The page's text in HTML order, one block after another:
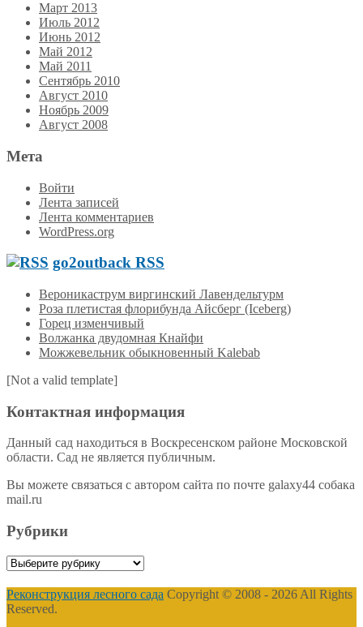
Март 2013
Июль 2012
Июнь 2012
Май 2012
Май 2011
Сентябрь 2010
Август 2010
Ноябрь 2009
Август 2008
Мета
Войти
Лента записей
Лента комментариев
WordPress.org
go2outback RSS
Вероникаструм виргинский Лавендельтурм
Роза плетистая флорибунда Айсберг (Iceberg)
Горец изменчивый
Волжанка двудомная Кнайфи
Можжевельник обыкновенный Kalebab
[Not a valid template]
Контактная информация
Данный сад находиться в Воскресенском районе Московской
области. Сад не является публичным.
Вы можете связаться с автором сайта по почте galaxy44 собака
mail.ru
Рубрики
Рубрики
Реконструкция лесного сада Copyright © 2008 - 2026 All Rights
Reserved.